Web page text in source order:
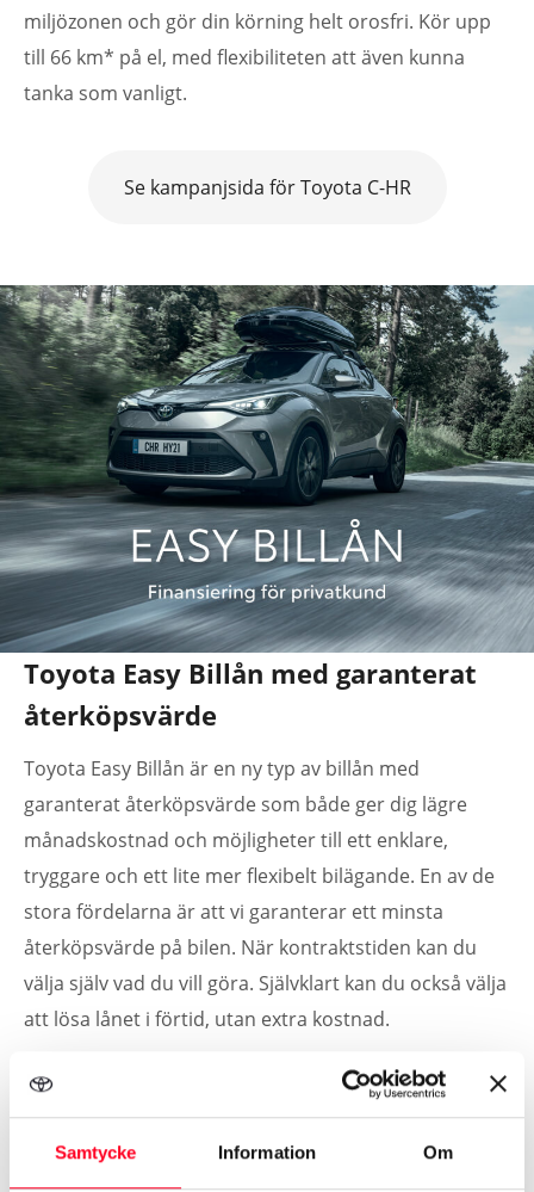
Samtycke Information Om
miljözonen och gör din körning helt orosfri. Kör upp
till 66 km* på el, med flexibiliteten att även kunna
tanka som vanligt.
Se kampanjsida för Toyota C-HR
Toyota Easy Billån med garanterat
återköpsvärde
Toyota Easy Billån är en ny typ av billån med
garanterat återköpsvärde som både ger dig lägre
månadskostnad och möjligheter till ett enklare,
tryggare och ett lite mer flexibelt bilägande. En av de
stora fördelarna är att vi garanterar ett minsta
återköpsvärde på bilen. När kontraktstiden kan du
välja själv vad du vill göra. Självklart kan du också välja
att lösa lånet i förtid, utan extra kostnad.
Så fungerar Easy Billån
efter avtalstiden